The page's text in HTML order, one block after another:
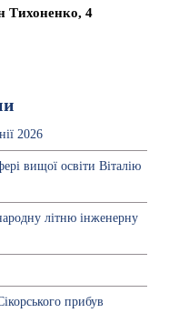
Тихоненко, 4
2026
вищої освіти Віталію
літню інженерну
прибув